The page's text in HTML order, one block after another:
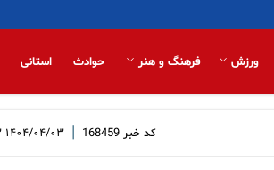
ورزش فرهنگ و هنر حوادث استانی
کد خبر 168459
| ۱۴۰۴/۰۴/۰۳ ۰۹:۱۳